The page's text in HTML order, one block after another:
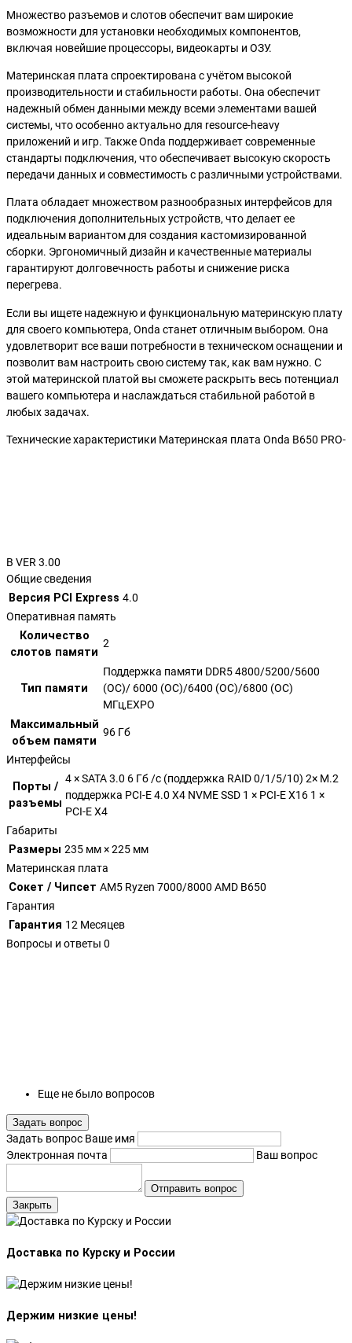
Множество разъемов и слотов обеспечит вам широкие
возможности для установки необходимых компонентов,
включая новейшие процессоры, видеокарты и ОЗУ.
Материнская плата спроектирована с учётом высокой
производительности и стабильности работы. Она обеспечит
надежный обмен данными между всеми элементами вашей
системы, что особенно актуально для resource-heavy
приложений и игр. Также Onda поддерживает современные
стандарты подключения, что обеспечивает высокую скорость
передачи данных и совместимость с различными устройствами.
Плата обладает множеством разнообразных интерфейсов для
подключения дополнительных устройств, что делает ее
идеальным вариантом для создания кастомизированной
сборки. Эргономичный дизайн и качественные материалы
гарантируют долговечность работы и снижение риска
перегрева.
Если вы ищете надежную и функциональную материнскую плату
для своего компьютера, Onda станет отличным выбором. Она
удовлетворит все ваши потребности в техническом оснащении и
позволит вам настроить свою систему так, как вам нужно. С
этой материнской платой вы сможете раскрыть весь потенциал
вашего компьютера и наслаждаться стабильной работой в
любых задачах.
Технические характеристики Материнская плата Onda B650 PRO-
B VER 3.00
Общие сведения
Версия PCI Express 4.0
Оперативная память
Количество
слотов памяти
2
Тип памяти
Поддержка памяти DDR5 4800/5200/5600
(OC)/ 6000 (OC)/6400 (OC)/6800 (OC)
МГц,EXPO
Максимальный
объем памяти
96 Гб
Интерфейсы
Порты /
разъемы
4 × SATA 3.0 6 Гб /с (поддержка RAID 0/1/5/10) 2× M.2
поддержка PCI-E 4.0 X4 NVME SSD 1 × PCI-E X16 1 ×
PCI-E X4
Габариты
Размеры 235 мм × 225 мм
Материнская плата
Сокет / Чипсет AM5 Ryzen 7000/8000 AMD B650
Гарантия
Гарантия 12 Месяцев
Вопросы и ответы 0
Еще не было вопросов
Задать вопрос
Задать вопрос Ваше имя
Электронная почта
Ваш вопрос
Отправить вопрос
Закрыть
Доставка по Курску и России
Держим низкие цены!